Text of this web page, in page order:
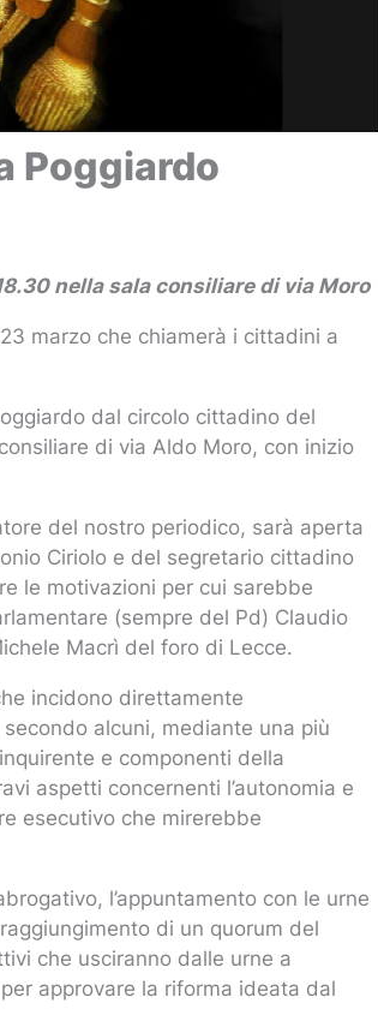
Poggiardo
nella sala consiliare di via Moro
marzo che chiamerà i cittadini a
dal circolo cittadino del
di via Aldo Moro, con inizio
del nostro periodico, sarà aperta
Ciriolo e del segretario cittadino
le motivazioni per cui sarebbe
(sempre del Pd) Claudio
Macrì del foro di Lecce.
incidono direttamente
alcuni, mediante una più
e componenti della
aspetti concernenti l’autonomia e
esecutivo che mirerebbe
l’appuntamento con le urne
di un quorum del
che usciranno dalle urne a
approvare la riforma ideata dal